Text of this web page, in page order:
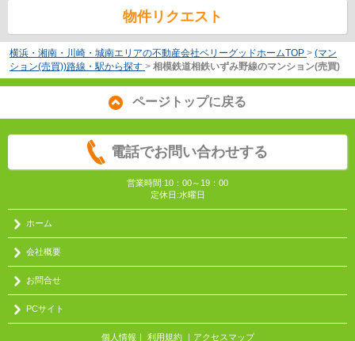
物件リクエスト
横浜・湘南・川崎・城南エリアの不動産会社ベリーグッドホームTOP > (マン
ション(売買))路線・駅から探す > 相模鉄道相鉄いずみ野線のマンション(売買)
ページトップに戻る
電話でお問い合わせする
営業時間:10：00～19：00
定休日:水曜日
ホーム
会社概要
お問合せ
PCサイト
個人情報 ｜ 利用規約｜ アクセスマップ